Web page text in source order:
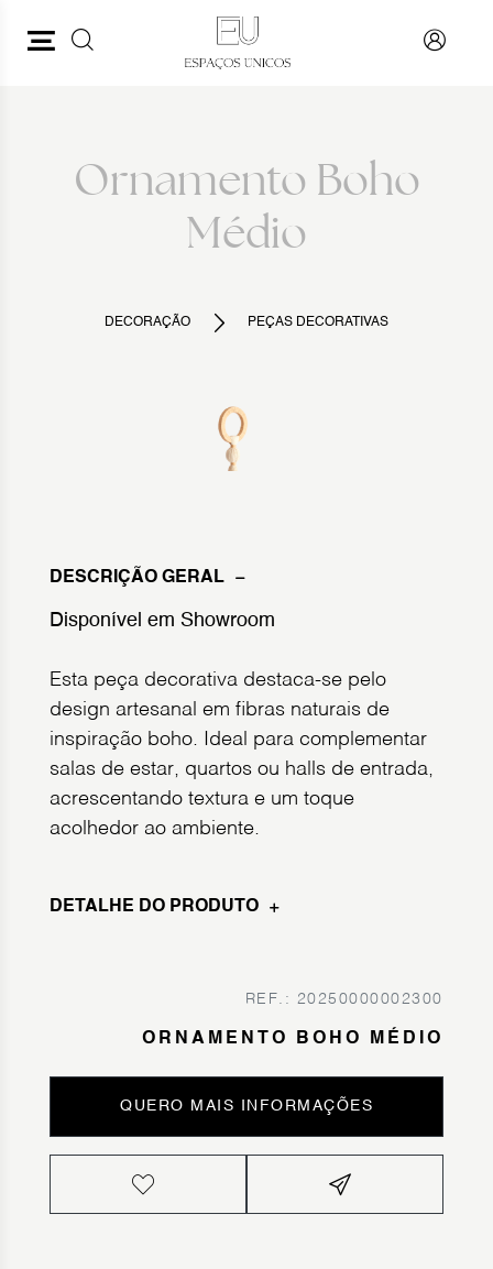
Ornamento Boho
Médio
DECORAÇÃO PEÇAS DECORATIVAS
DESCRIÇÃO GERAL
Disponível em Showroom
Esta peça decorativa destaca-se pelo
design artesanal em fibras naturais de
inspiração boho. Ideal para complementar
salas de estar, quartos ou halls de entrada,
acrescentando textura e um toque
acolhedor ao ambiente.
DETALHE DO PRODUTO
REF.: 20250000002300
ORNAMENTO BOHO MÉDIO
QUERO MAIS INFORMAÇÕES
PESQUISAR